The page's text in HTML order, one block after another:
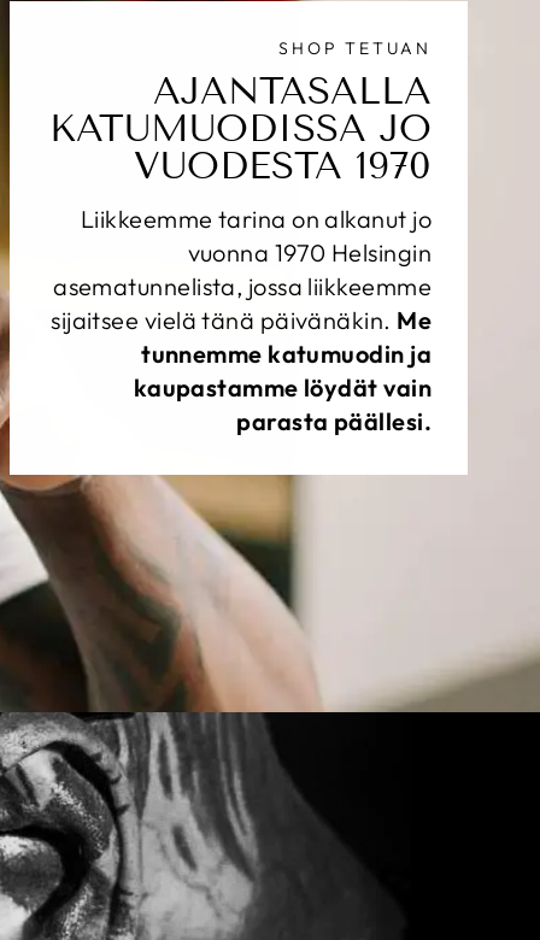
SHOP TETUAN
AJANTASALLA
KATUMUODISSA JO
VUODESTA 1970
Liikkeemme tarina on alkanut jo
vuonna 1970 Helsingin
asematunnelista, jossa liikkeemme
sijaitsee vielä tänä päivänäkin. Me
tunnemme katumuodin ja
kaupastamme löydät vain
parasta päällesi.